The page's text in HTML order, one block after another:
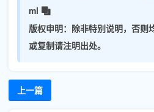
ml
版权申明： 除非特别说明，否则
或复制请注明出处。
上一篇